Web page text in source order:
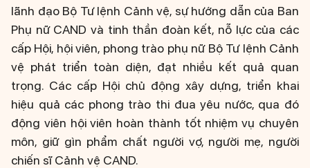
lãnh đạo Bộ Tư lệnh Cảnh vệ, sự hướng dẫn của Ban
Phụ nữ CAND và tinh thần đoàn kết, nỗ lực của các
cấp Hội, hội viên, phong trào phụ nữ Bộ Tư lệnh Cảnh
vệ phát triển toàn diện, đạt nhiều kết quả quan
trọng. Các cấp Hội chủ động xây dựng, triển khai
hiệu quả các phong trào thi đua yêu nước, qua đó
động viên hội viên hoàn thành tốt nhiệm vụ chuyên
môn, giữ gìn phẩm chất người vợ, người mẹ, người
chiến sĩ Cảnh vệ CAND.